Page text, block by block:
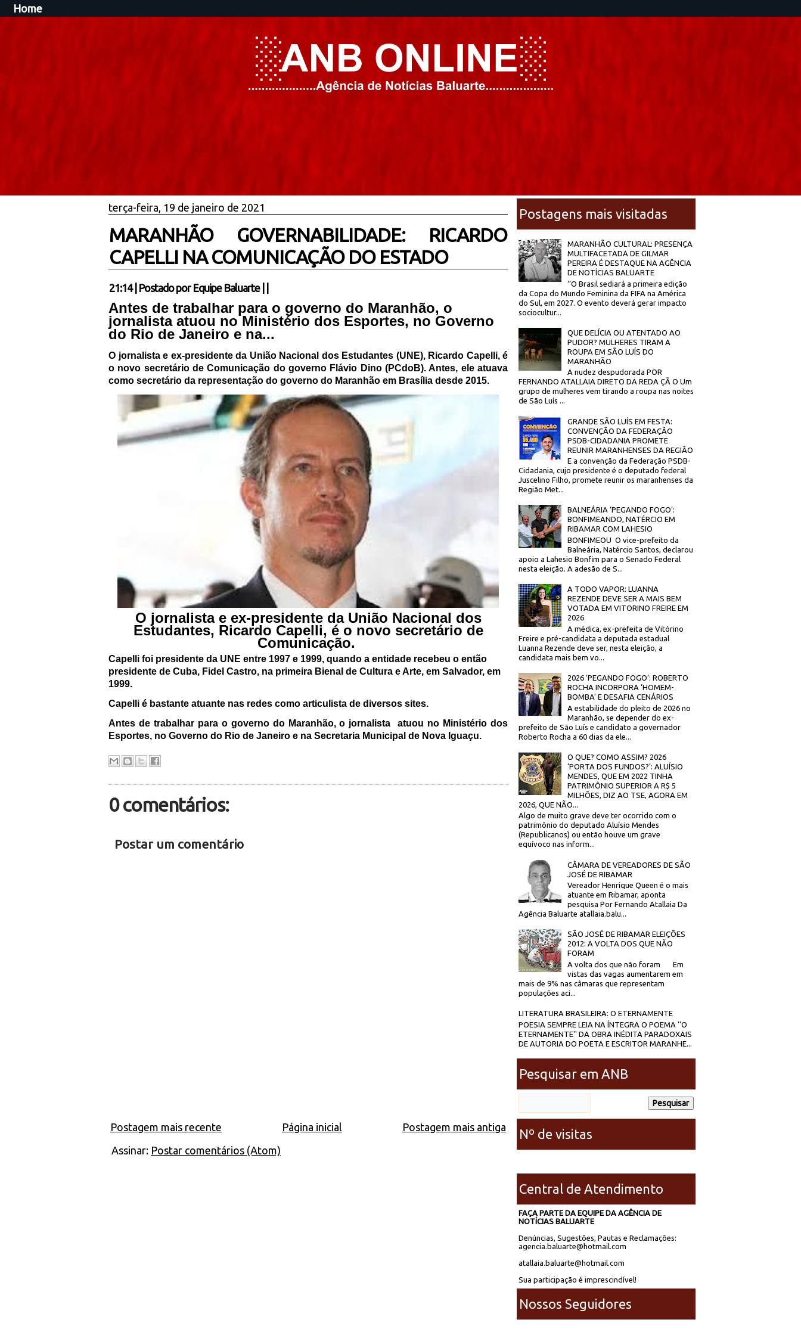
Home
terça-feira, 19 de janeiro de 2021
MARANHÃO GOVERNABILIDADE: RICARDO
CAPELLI NA COMUNICAÇÃO DO ESTADO
21:14| Postado por Equipe Baluarte
Antes de trabalhar para o governo do Maranhão, o
jornalista atuou no Ministério dos Esportes, no Governo
do Rio de Janeiro e na...
O jornalista e ex-presidente da União Nacional dos Estudantes (UNE), Ricardo Capelli, é
o novo secretário de Comunicação do governo Flávio Dino (PCdoB). Antes, ele atuava
como secretário da representação do governo do Maranhão em Brasília desde 2015.
O jornalista e ex-presidente da União Nacional dos
Estudantes, Ricardo Capelli, é o novo secretário de
Comunicação.
Capelli foi presidente da UNE entre 1997 e 1999, quando a entidade recebeu o então
presidente de Cuba, Fidel Castro, na primeira Bienal de Cultura e Arte, em Salvador, em
1999.
Capelli é bastante atuante nas redes como articulista de diversos sites.
Antes de trabalhar para o governo do Maranhão, o jornalista atuou no Ministério dos
Esportes, no Governo do Rio de Janeiro e na Secretaria Municipal de Nova Iguaçu.
0 comentários:
Postar um comentário
Postagem mais recente Postagem mais antiga
Página inicial
Assinar: Postar comentários (Atom)
Postagens mais visitadas
MARANHÃO CULTURAL: PRESENÇA
MULTIFACETADA DE GILMAR
PEREIRA É DESTAQUE NA AGÊNCIA
DE NOTÍCIAS BALUARTE
‘’O Brasil sediará a primeira edição
da Copa do Mundo Feminina da FIFA na América
do Sul, em 2027. O evento deverá gerar impacto
sociocultur...
QUE DELÍCIA OU ATENTADO AO
PUDOR? MULHERES TIRAM A
ROUPA EM SÃO LUÍS DO
MARANHÃO
A nudez despudorada POR
FERNANDO ATALLAIA DIRETO DA REDA ÇÃ O Um
grupo de mulheres vem tirando a roupa nas noites
de São Luís ...
GRANDE SÃO LUÍS EM FESTA:
CONVENÇÃO DA FEDERAÇÃO
PSDB-CIDADANIA PROMETE
REUNIR MARANHENSES DA REGIÃO
E a convenção da Federação PSDB-
Cidadania, cujo presidente é o deputado federal
Juscelino Filho, promete reunir os maranhenses da
Região Met...
BALNEÁRIA ‘PEGANDO FOGO’:
BONFIMEANDO, NATÉRCIO EM
RIBAMAR COM LAHESIO
BONFIMEOU O vice-prefeito da
Balneária, Natércio Santos, declarou
apoio a Lahesio Bonfim para o Senado Federal
nesta eleição. A adesão de S...
A TODO VAPOR: LUANNA
REZENDE DEVE SER A MAIS BEM
VOTADA EM VITORINO FREIRE EM
2026
A médica, ex-prefeita de Vitórino
Freire e pré-candidata a deputada estadual
Luanna Rezende deve ser, nesta eleição, a
candidata mais bem vo...
2026 ‘PEGANDO FOGO’: ROBERTO
ROCHA INCORPORA ‘HOMEM-
BOMBA’ E DESAFIA CENÁRIOS
A estabilidade do pleito de 2026 no
Maranhão, se depender do ex-
prefeito de São Luís e candidato a governador
Roberto Rocha a 60 dias da ele...
O QUE? COMO ASSIM? 2026
‘PORTA DOS FUNDOS?’: ALUÍSIO
MENDES, QUE EM 2022 TINHA
PATRIMÔNIO SUPERIOR A R$ 5
MILHÕES, DIZ AO TSE, AGORA EM
2026, QUE NÃO...
Algo de muito grave deve ter ocorrido com o
patrimônio do deputado Aluísio Mendes
(Republicanos) ou então houve um grave
equívoco nas inform...
CÂMARA DE VEREADORES DE SÃO
JOSÉ DE RIBAMAR
Vereador Henrique Queen é o mais
atuante em Ribamar, aponta
pesquisa Por Fernando Atallaia Da
Agência Baluarte atallaia.balu...
SÃO JOSÉ DE RIBAMAR ELEIÇÕES
2012: A VOLTA DOS QUE NÃO
FORAM
A volta dos que não foram Em
vistas das vagas aumentarem em
mais de 9% nas câmaras que representam
populações aci...
LITERATURA BRASILEIRA: O ETERNAMENTE
POESIA SEMPRE LEIA NA ÍNTEGRA O POEMA ''O
ETERNAMENTE'' DA OBRA INÉDITA PARADOXAIS
DE AUTORIA DO POETA E ESCRITOR MARANHE...
Pesquisar em ANB
Nº de visitas
Central de Atendimento
FAÇA PARTE DA EQUIPE DA AGÊNCIA DE
NOTÍCIAS BALUARTE
Denúncias, Sugestões, Pautas e Reclamações:
agencia.baluarte@hotmail.com
atallaia.baluarte@hotmail.com
Sua participação é imprescindível!
Nossos Seguidores